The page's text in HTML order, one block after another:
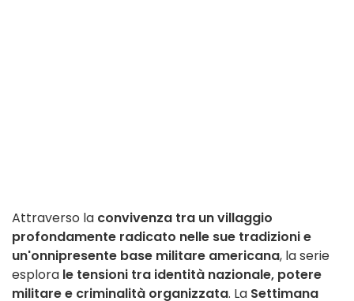
Attraverso la convivenza tra un villaggio
profondamente radicato nelle sue tradizioni e
un'onnipresente base militare americana, la serie
esplora le tensioni tra identità nazionale, potere
militare e criminalità organizzata. La Settimana